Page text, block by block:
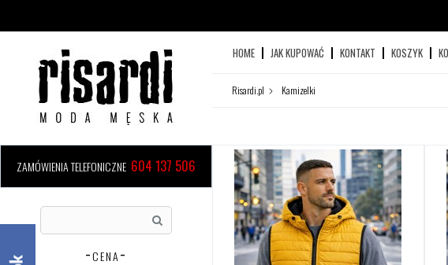
ZAMÓWIENIA TELEFONICZNE 604 137 506
CENA
HOME JAK KUPOWAĆ KONTAKT KOSZYK
Risardi.pl Kamizelki